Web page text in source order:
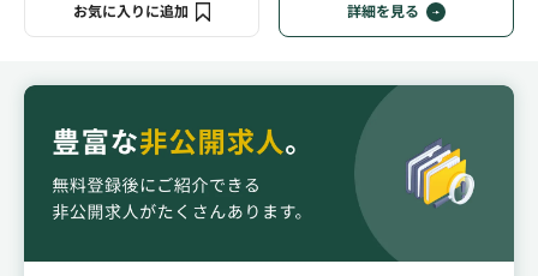
お気に入りに追加 詳細を見る